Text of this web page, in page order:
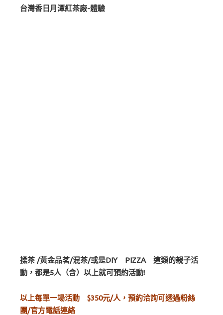
台灣香日月潭紅茶廠-體驗
揉茶 /黃金品茗/混茶/或是DIY PIZZA 這類的親子活
動，都是5人（含）以上就可預約活動!
以上每單一場活動 $350元/人，預約洽詢可透過粉絲
團/官方電話連絡